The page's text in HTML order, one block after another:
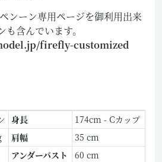
ンーン専用ページを御利用出来
も含んでいます。
firefly-customized
身長
174cm - Cカップ
肩幅
35 cm
アンダーバスト
60 cm